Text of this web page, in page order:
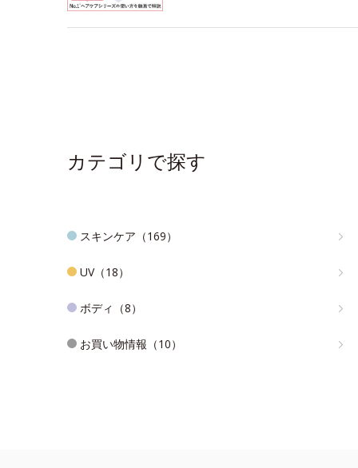
カテゴリで探す
スキンケア（169）
UV（18）
ボディ（8）
お買い物情報（10）